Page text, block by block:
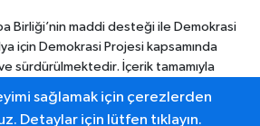
Birliği’nin maddi desteği ile Demokrasi
için Demokrasi Projesi kapsamında
sürdürülmektedir. İçerik tamamıyla
yansıtmak zorunda değildir."
sağlamak için çerezlerden
Detaylar için lütfen tıklayın.